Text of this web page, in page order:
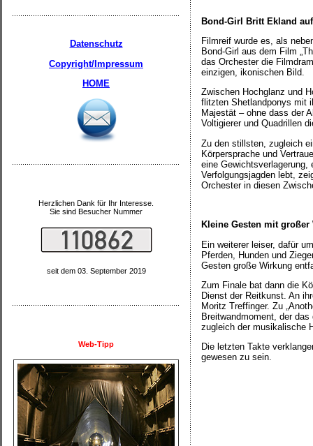
Datenschutz
Copyright/Impressum
HOME
Herzlichen Dank für Ihr Interesse.
Sie sind Besucher Nummer
seit dem 03. September 2019
Web-Tipp
Bond-Girl Britt Ekland
Filmreif wurde es, als
Bond-Girl aus dem Film
das Orchester die
einzigen, ikonischen Bild.
Zwischen Hochglanz und
flitzten Shetlandponys mit
Majestät – ohne dass der
Voltigierer und Quadrillen
Zu den stillsten, zugleich
Körpersprache und
eine
Verfolgungsjagden lebt,
Orchester in diesen
Kleine Gesten mit großer
Ein weiterer leiser, dafür
Pferden, Hunden und
Gesten große Wirkung
Zum Finale bat dann die
Dienst der Reitkunst. An
Moritz Treffinger. Zu
Breitwandmoment, der
zugleich der musikalische
Die letzten Takte
gewesen zu sein.